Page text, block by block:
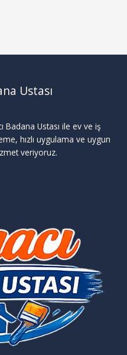
Ustası
Badana Ustası ile ev ve iş
hızlı uygulama ve uygun
veriyoruz.